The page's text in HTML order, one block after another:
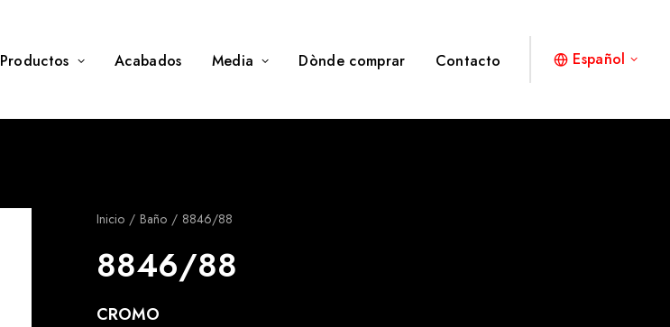
Productos Acabados Media Dònde comprar Contacto Español
Inicio Baño 8846/88
8846/88
CROMO